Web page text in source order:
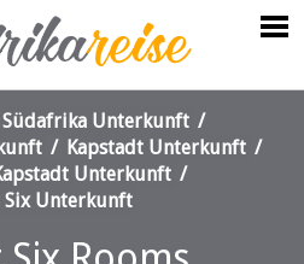
Südafrika Unterkunft /
/ Kapstadt Unterkunft /
Unterkunft /
Unterkunft